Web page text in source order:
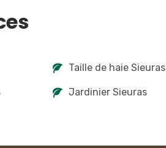
Taille de haie Sieuras
Jardinier Sieuras